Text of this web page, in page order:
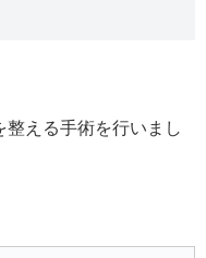
整える手術を行いまし